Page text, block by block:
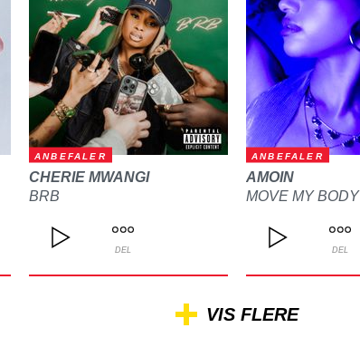
ANBEFALER
CHERIE MWANGI
BRB
DEL
ANBEFALER
AMOIN
MOVE MY BODY
DEL
VIS FLERE